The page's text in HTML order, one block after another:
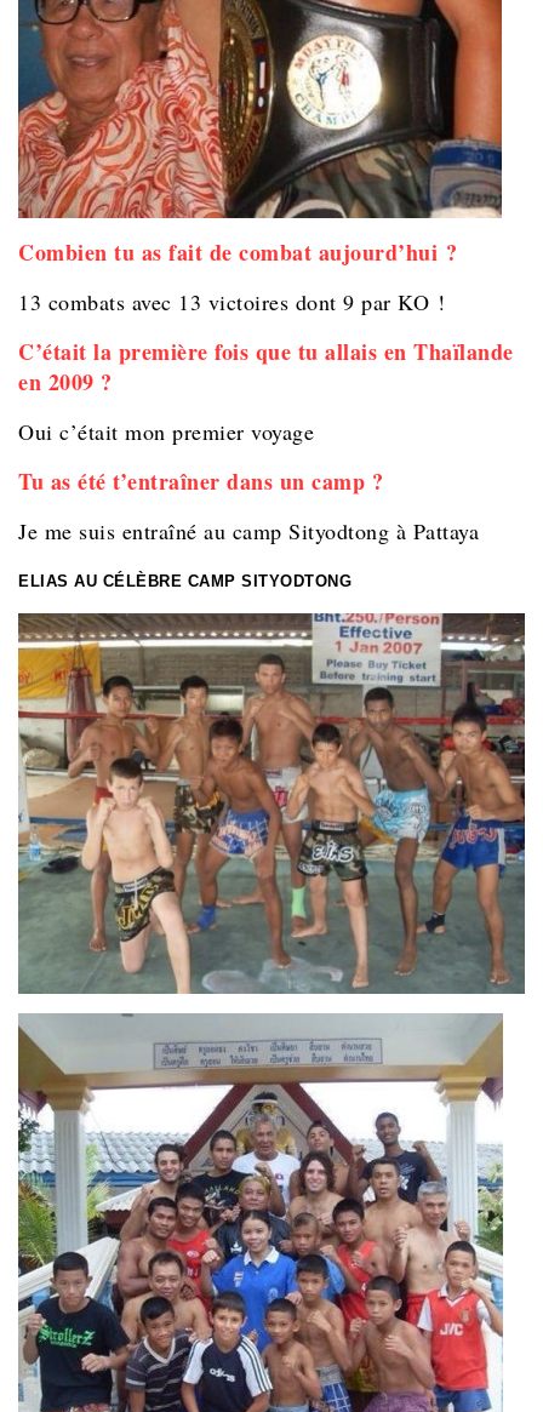
Combien tu as fait de combat aujourd’hui ?
13 combats avec 13 victoires dont 9 par KO !
C’était la première fois que tu allais en Thaïlande
en 2009 ?
Oui c’était mon premier voyage
Tu as été t’entraîner dans un camp ?
Je me suis entraîné au camp Sityodtong à Pattaya
ELIAS AU CÉLÈBRE CAMP SITYODTONG